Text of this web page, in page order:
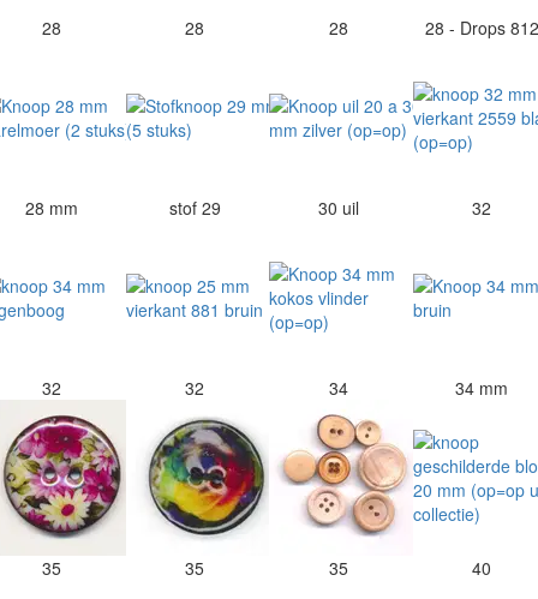
28 28 28 28 - Drops
28 mm stof 29 30 uil 32
32 32 34 34 mm
35 35 35 40